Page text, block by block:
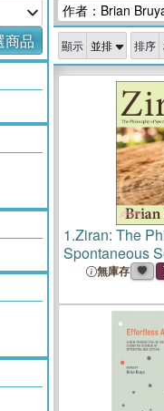
商品
作者：Brian
顯示 排序
1.Ziran: The
Spontaneous
無庫存